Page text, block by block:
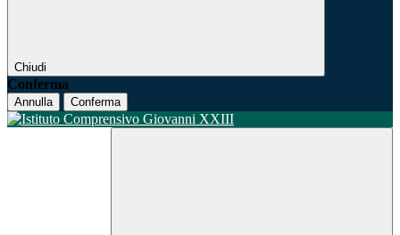
Chiudi
Conferma
Annulla Conferma